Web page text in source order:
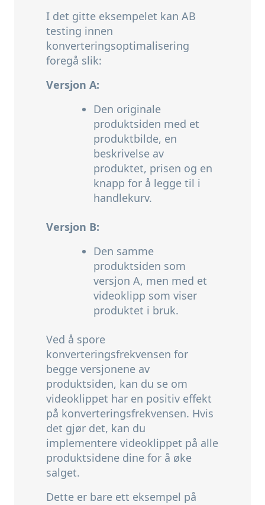
I det gitte eksempelet kan AB
testing innen
konverteringsoptimalisering
foregå slik:
Versjon A:
Den originale
produktsiden med et
produktbilde, en
beskrivelse av
produktet, prisen og en
knapp for å legge til i
handlekurv.
Versjon B:
Den samme
produktsiden som
versjon A, men med et
videoklipp som viser
produktet i bruk.
Ved å spore
konverteringsfrekvensen for
begge versjonene av
produktsiden, kan du se om
videoklippet har en positiv effekt
på konverteringsfrekvensen. Hvis
det gjør det, kan du
implementere videoklippet på alle
produktsidene dine for å øke
salget.
Dette er bare ett eksempel på